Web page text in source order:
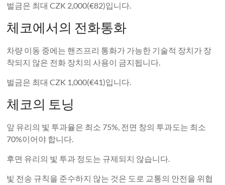
벌금은 최대 CZK 2,000(€82)입니다.
체코에서의 전화통화
차량 이동 중에는 핸즈프리 통화가 가능한 기술적 장치가 장
착되지 않은 전화 장치의 사용이 금지됩니다.
벌금은 최대 CZK 1,000(€41)입니다.
체코의 토닝
앞 유리의 빛 투과율은 최소 75%, 전면 창의 투과도는 최소
70%이어야 합니다.
후면 유리의 빛 투과 정도는 규제되지 않습니다.
빛 전송 규칙을 준수하지 않는 것은 도로 교통의 안전을 위협